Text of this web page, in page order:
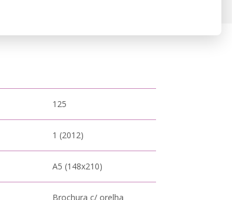
125
1 (2012)
A5 (148x210)
Brochura c/ orelha